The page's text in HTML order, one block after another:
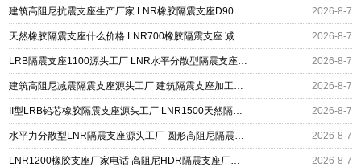
建筑高阻尼抗震支座生产厂家 LNR橡胶隔震支座D900 铅芯建筑橡胶隔震支座 2026-8-7
天然橡胶隔震支座什么价格 LNR700橡胶隔震支座 减震隔震支座工厂生产厂家 2026-8-7
LRB隔震支座1100源头工厂 LNR水平分散型隔震支座生产厂家 橡胶隔震支座价格厂家 2026-8-7
建筑高阻尼减震隔震支座源头工厂 建筑隔震支座加工生产厂家 LNR400天然橡胶支座厂家电话 2026-8-7
II型LRB铅芯橡胶隔震支座源头工厂 LNR1500天然隔震支座多少钱 基础隔震支座厂家 2026-8-7
水平力分散型LNR隔震支座源头工厂 圆形高阻尼隔震支座的源头工厂 HDR1300橡胶隔震支座源头工厂 2026-8-7
LNR1200橡胶支座厂家电话 高阻尼HDR隔震支座厂家电话 建筑橡胶组合隔震支座源头工厂 2026-8-7